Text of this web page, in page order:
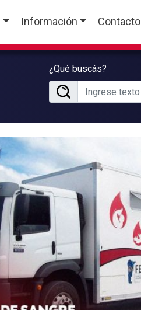
Información Contacto
¿Qué buscás?